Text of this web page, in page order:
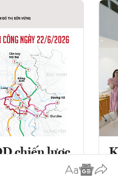
chiến lược
vững